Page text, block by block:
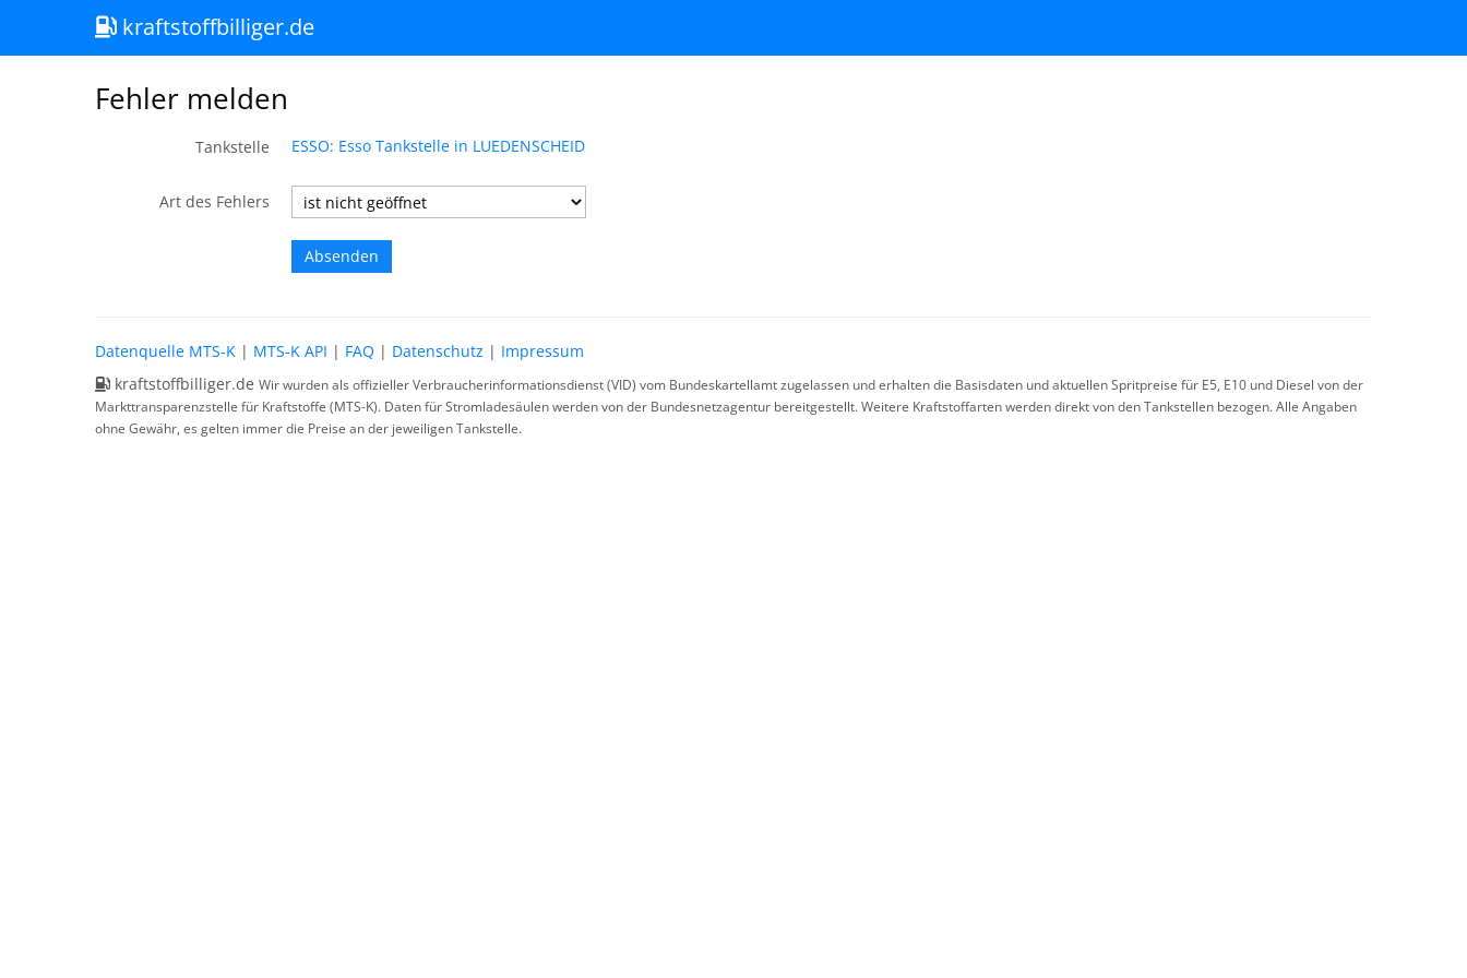
kraftstoffbilliger.de
Fehler melden
Tankstelle ESSO: Esso Tankstelle in LUEDENSCHEID
Art des Fehlers
Datenquelle MTS-K | MTS-K API | FAQ | Datenschutz | Impressum
kraftstoffbilliger.de Wir wurden als offizieller Verbraucherinformationsdienst (VID) vom Bundeskartellamt zugelassen und erhalten die Basisdaten und aktuellen Spritpreise für E5, E10 und Diesel von der
Markttransparenzstelle für Kraftstoffe (MTS-K). Daten für Stromladesäulen werden von der Bundesnetzagentur bereitgestellt. Weitere Kraftstoffarten werden direkt von den Tankstellen bezogen. Alle Angaben
ohne Gewähr, es gelten immer die Preise an der jeweiligen Tankstelle.